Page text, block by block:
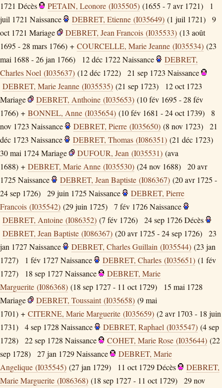
1721 Décès PETAIN, Leonore (I035505) (1655 - 7 avr 1721)
1
juil 1721 Naissance DEBRET, Etienne (I035649) (1 juil 1721)
9
oct 1721 Mariage DEBRET, Jean Francois (I035533) (13 août
1695 - 28 mars 1766) + COURCELLE, Marie Jeanne (I035534) (23
mai 1688 - 26 jan 1766)
12 déc 1722Naissance
DEBRET,
Charles Noel (I035637) (12 déc 1722) 21 sep 1723 Naissance
DEBRET, Marie Jeanne (I035535) (21 sep 1723)
12 oct 1723
Mariage
DEBRET, Anthoine (I035653) (10 fév 1695 - 28 fév
1766) + BONNEL, Anne (I035654) (10 fév 1681 - 24 oct 1739)
8
nov 1723 Naissance DEBRET, Pierre (I035650) (8 nov 1723)
21
déc 1723 Naissance DEBRET, Thomas (I086351) (21 déc 1723)
30 mai 1724Mariage DUFOUR, Jean (I035531) (ava
1688) + DEBRET, Marie Anne (I035530) (24 nov 1688)
20 avr
1725 Naissance DEBRET, Jean Baptiste (I086367) (20 avr 1725 -
24 sep 1726)
29 juin 1725 Naissance
DEBRET, Pierre
Francois (I035542) (29 juin 1725) 7 fév 1726Naissance
DEBRET, Antoine (I086352) (7 fév 1726) 24 sep 1726Décès
DEBRET, Jean Baptiste (I086367) (20 avr 1725 - 24 sep 1726)
23
jan 1727 Naissance DEBRET, Charles Guillain (I035544) (23 jan
1727)
1 fév 1727 Naissance DEBRET, Charles (I035651) (1 fév
1727)
18 sep 1727 Naissance
DEBRET, Marie
Marguerite (I086368) (18 sep 1727 - 11 oct 1729)
15 mai 1728
Mariage
DEBRET, Toussaint (I035658) (9 mai
1701) + CITERNE, Marie Marguerite (I035659) (2 avr 1703 - 18 juin
1731)
4 sep 1728 Naissance DEBRET, Raphael (I035547) (4 sep
1728)
22 sep 1728 Naissance COHET, Marie Rose (I035644) (22
sep 1728)
27 jan 1729Naissance
DEBRET, Marie
Angelique (I035545) (27 jan 1729) 11 oct 1729Décès
DEBRET,
Marie Marguerite (I086368) (18 sep 1727 - 11 oct 1729)
29 nov